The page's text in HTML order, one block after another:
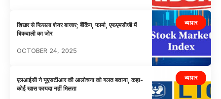
व्यापार
शिखर से फिसला शेयर बाजार; बैंकिंग, फार्मा, एफएमसीजी में
बिकवाली का जोर
OCTOBER 24, 2025
व्यापार
एलआईसी ने यूएसटीआर की आलोचना को गलत बताया, कहा-
कोई खास फायदा नहीं मिलता